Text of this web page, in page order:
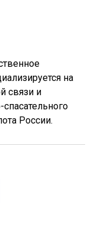
на
связи и
России.